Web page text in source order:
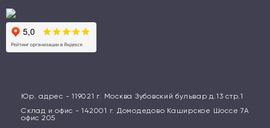
Юр. адрес - 119021 г. Москва Зубовский бульвар д.13 стр.1
Склад и офис - 142001 г. Домодедово Каширское Шоссе 7А
офис 205